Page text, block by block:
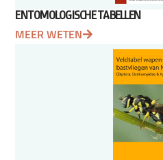
ENTOMOLOGISCHE TABELLEN
MEER WETEN